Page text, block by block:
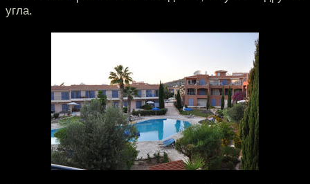
угла.